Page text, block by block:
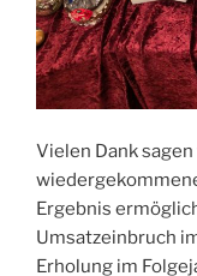
Vielen Dank
Ergebnis
Umsatzeinbruch
Erholung im